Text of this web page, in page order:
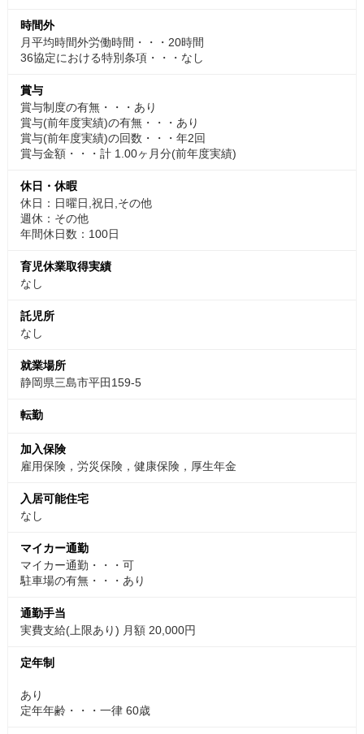
時間外
月平均時間外労働時間・・・20時間
36協定における特別条項・・・なし
賞与
賞与制度の有無・・・あり
賞与(前年度実績)の有無・・・あり
賞与(前年度実績)の回数・・・年2回
賞与金額・・・計 1.00ヶ月分(前年度実績)
休日・休暇
休日：日曜日,祝日,その他
週休：その他
年間休日数：100日
育児休業取得実績
なし
託児所
なし
就業場所
静岡県三島市平田159-5
転勤
加入保険
雇用保険，労災保険，健康保険，厚生年金
入居可能住宅
なし
マイカー通勤
マイカー通勤・・・可
駐車場の有無・・・あり
通勤手当
実費支給(上限あり) 月額 20,000円
定年制
あり
定年年齢・・・一律 60歳